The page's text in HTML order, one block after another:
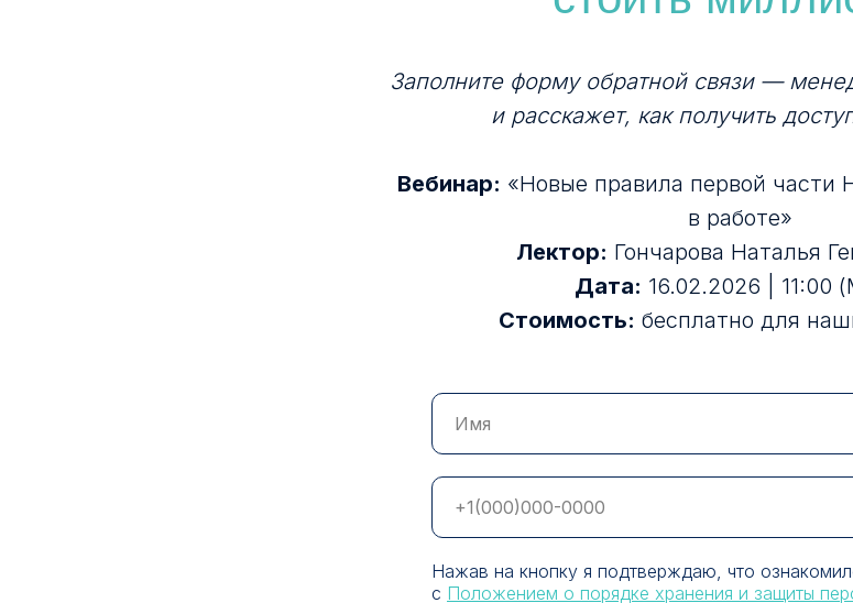
Заполните форму обратной связи —
и расскажет, как получить
Вебинар: «Новые правила первой части
в работе»
Лектор: Гончарова Наталья
Дата: 16.02.2026 | 11:00
Стоимость: бесплатно для
Нажав на кнопку я подтверждаю, что
с Положением о порядке хранения и защиты